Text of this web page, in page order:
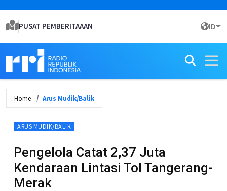
PUSAT PEMBERITAAAN ID
Home Arus Mudik/Balik
ARUS MUDIK/BALIK
Pengelola Catat 2,37 Juta
Kendaraan Lintasi Tol Tangerang-
Merak